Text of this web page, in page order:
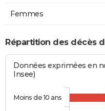
Femmes
Répartition des décès
Données exprimées en
Insee)
Moins de 10 ans